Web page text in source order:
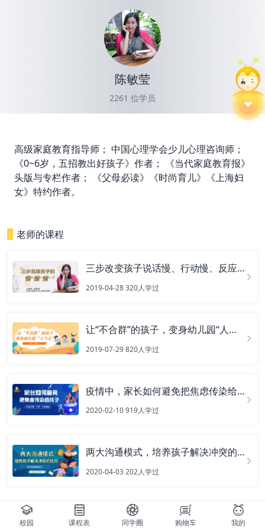
陈敏莹
2261 位学员
高级家庭教育指导师； 中国心理学会少儿心理咨询师；
《0~6岁，五招教出好孩子》作者； 《当代家庭教育报》
头版与专栏作者； 《父母必读》《时尚育儿》《上海妇
女》特约作者。
老师的课程
三步改变孩子说话慢、行动慢、反应慢
2019-04-28320人学过
让“不合群”的孩子，变身幼儿园“人气王”
2019-07-29820人学过
疫情中，家长如何避免把焦虑传染给孩子？
2020-02-10919人学过
两大沟通模式，培养孩子解决冲突的能力
2020-04-03202人学过
校园 课程表 同学圈 购物车 我的